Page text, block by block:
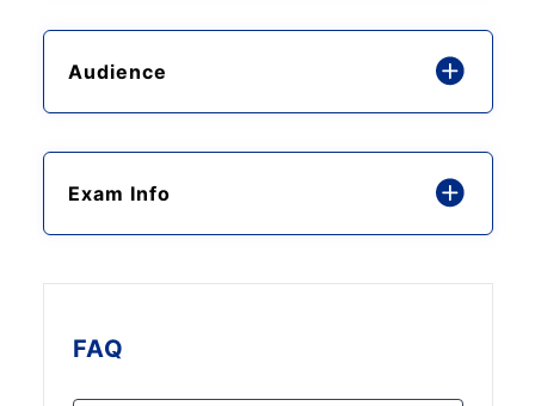
Audience
Exam Info
FAQ